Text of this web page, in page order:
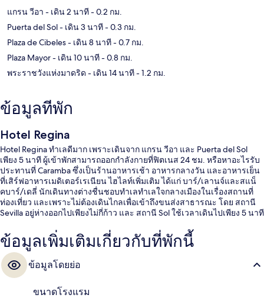
แกรน วีอา - เดิน 2 นาที- 0.2 กม.
Puerta del Sol- เดิน 3 นาที- 0.3 กม.
Plaza de Cibeles- เดิน 8 นาที- 0.7 กม.
Plaza Mayor- เดิน 10 นาที- 0.8 กม.
พระราชวังแห่งมาดริด - เดิน 14 นาที- 1.2 กม.
ข้อมูลที่พัก
Hotel Regina
Hotel Regina ทำเลดีมาก เพราะเดินจาก แกรน วีอา และ Puerta del Sol
เพียง 5 นาที ผู้เข้าพักสามารถออกกำลังกายที่ฟิตเนส 24 ชม. หรือหาอะไรรับ
ประทานที่ Caramba ซึ่งเป็นร้านอาหารเช้า อาหารกลางวัน และอาหารเย็น
ที่เสิร์ฟอาหารเมดิเตอร์เรเนียน ไฮไลท์เพิ่มเติม ได้แก่ บาร์/เลานจ์และสแน็
คบาร์/เดลี่ นักเดินทางต่างชื่นชอบทำเลทำเลใจกลางเมืองในเรื่องสถานที่
ท่องเที่ยว และเพราะไม่ต้องเดินไกลเพื่อเข้าถึงขนส่งสาธารณะ โดย สถานี
Sevilla อยู่ห่างออกไปเพียงไม่กี่ก้าว และ สถานี Sol ใช้เวลาเดินไปเพียง 5 นาที
ข้อมูลเพิ่มเติมเกี่ยวกับที่พักนี้
ข้อมูลโดยย่อ
ขนาดโรงแรม